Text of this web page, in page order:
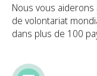
Nous vous
de volontariat
dans plus de 100